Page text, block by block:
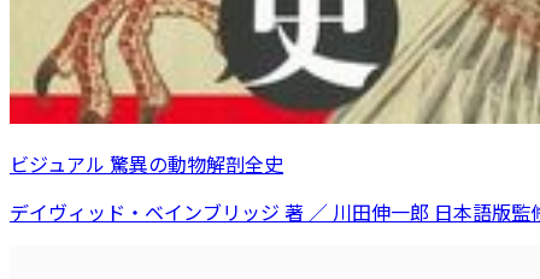
ビジュアル 驚異の動物解剖全史
デイヴィッド・ベインブリッジ 著 ／ 川田伸一郎 日本語版監